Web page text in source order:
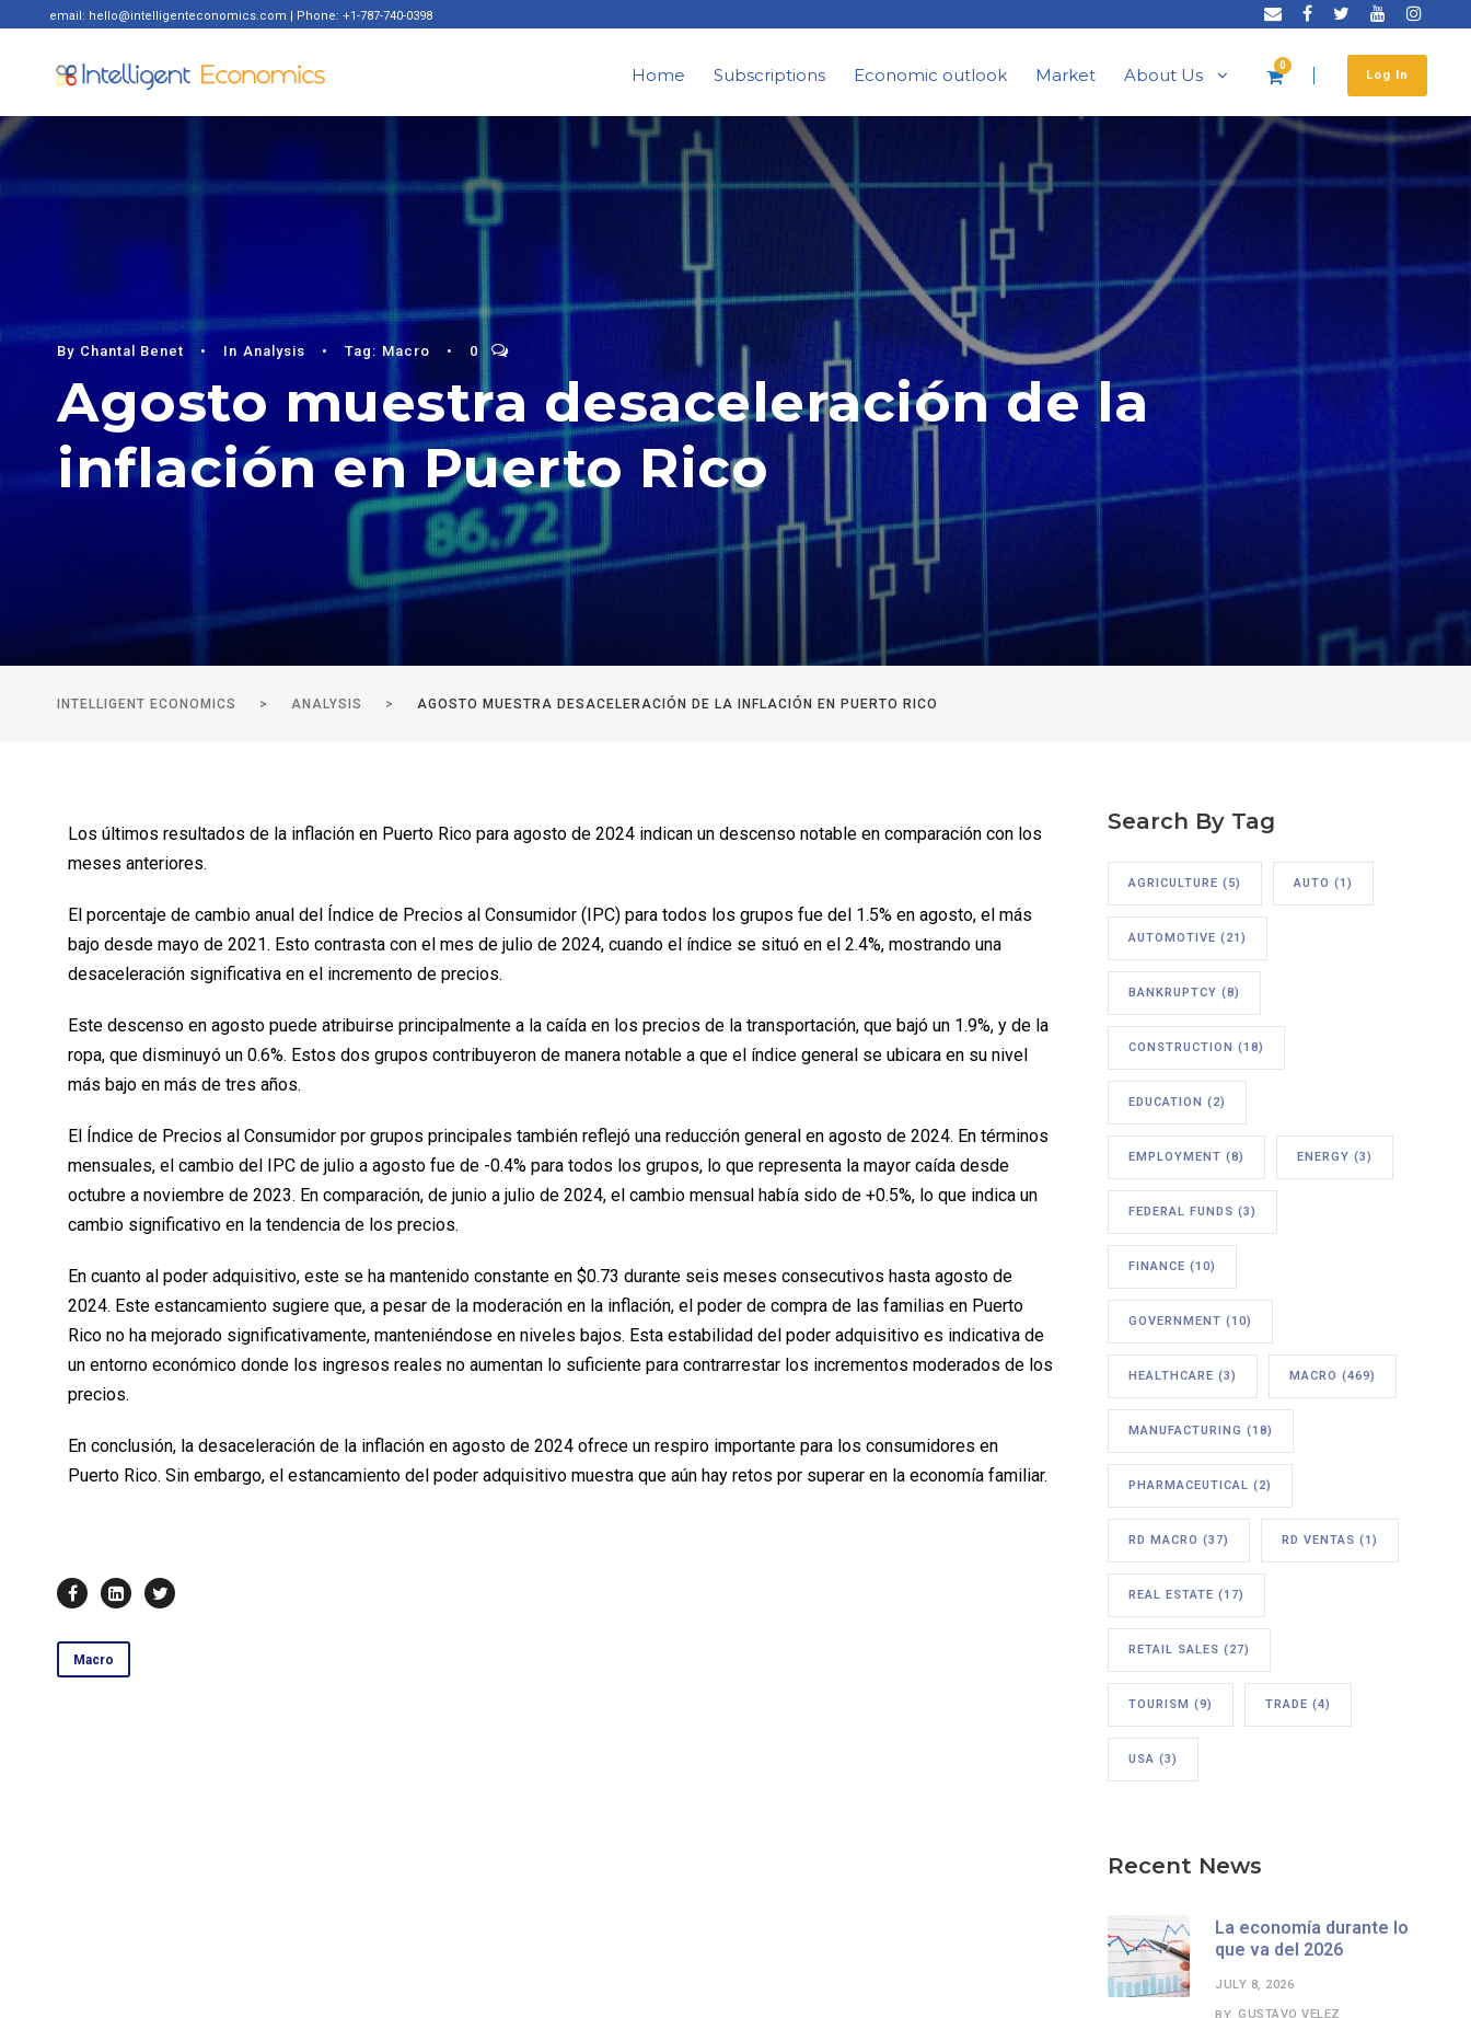
email: hello@intelligenteconomics.com | Phone: +1-787-740-0398
Home Subscriptions Economic outlook Market About Us 0
Log In
By Chantal Benet • In Analysis • Tag: Macro • 0
Agosto muestra desaceleración de la
inflación en Puerto Rico
INTELLIGENT ECONOMICS > ANALYSIS > AGOSTO MUESTRA DESACELERACIÓN DE LA INFLACIÓN EN PUERTO RICO
Los últimos resultados de la inflación en Puerto Rico para agosto de 2024 indican un descenso notable en comparación con los
meses anteriores.
El porcentaje de cambio anual del Índice de Precios al Consumidor (IPC) para todos los grupos fue del 1.5% en agosto, el más
bajo desde mayo de 2021. Esto contrasta con el mes de julio de 2024, cuando el índice se situó en el 2.4%, mostrando una
desaceleración significativa en el incremento de precios.
Este descenso en agosto puede atribuirse principalmente a la caída en los precios de la transportación, que bajó un 1.9%, y de la
ropa, que disminuyó un 0.6%. Estos dos grupos contribuyeron de manera notable a que el índice general se ubicara en su nivel
más bajo en más de tres años.
El Índice de Precios al Consumidor por grupos principales también reflejó una reducción general en agosto de 2024. En términos
mensuales, el cambio del IPC de julio a agosto fue de -0.4% para todos los grupos, lo que representa la mayor caída desde
octubre a noviembre de 2023. En comparación, de junio a julio de 2024, el cambio mensual había sido de +0.5%, lo que indica un
cambio significativo en la tendencia de los precios.
En cuanto al poder adquisitivo, este se ha mantenido constante en $0.73 durante seis meses consecutivos hasta agosto de
2024. Este estancamiento sugiere que, a pesar de la moderación en la inflación, el poder de compra de las familias en Puerto
Rico no ha mejorado significativamente, manteniéndose en niveles bajos. Esta estabilidad del poder adquisitivo es indicativa de
un entorno económico donde los ingresos reales no aumentan lo suficiente para contrarrestar los incrementos moderados de los
precios.
En conclusión, la desaceleración de la inflación en agosto de 2024 ofrece un respiro importante para los consumidores en
Puerto Rico. Sin embargo, el estancamiento del poder adquisitivo muestra que aún hay retos por superar en la economía familiar.
Macro
Search By Tag
AGRICULTURE (5) AUTO (1)
AUTOMOTIVE (21)
BANKRUPTCY (8)
CONSTRUCTION (18)
EDUCATION (2)
EMPLOYMENT (8) ENERGY (3)
FEDERAL FUNDS (3)
FINANCE (10)
GOVERNMENT (10)
HEALTHCARE (3) MACRO (469)
MANUFACTURING (18)
PHARMACEUTICAL (2)
RD MACRO (37) RD VENTAS (1)
REAL ESTATE (17)
RETAIL SALES (27)
TOURISM (9) TRADE (4)
USA (3)
Recent News
La economía durante lo
que va del 2026
JULY 8, 2026
BY GUSTAVO VELEZ